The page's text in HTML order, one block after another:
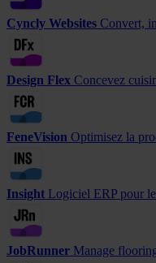
Cyncly Websites Convert,
Design Flex Concevez
FeneVision Optimisez la
Insight Logiciel ERP pour
JobRunner Manage